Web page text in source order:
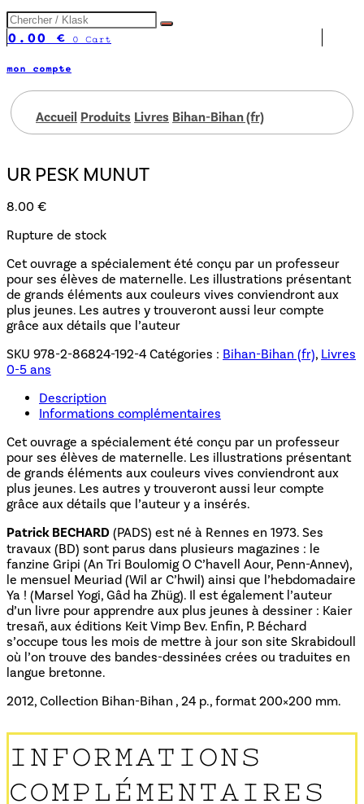
0.00 € 0 Cart
mon compte
Accueil Produits Livres Bihan-Bihan (fr)
UR PESK MUNUT
8.00 €
Rupture de stock
Cet ouvrage a spécialement été conçu par un professeur
pour ses élèves de maternelle. Les illustrations présentant
de grands éléments aux couleurs vives conviendront aux
plus jeunes. Les autres y trouveront aussi leur compte
grâce aux détails que l’auteur
SKU 978-2-86824-192-4 Catégories : Bihan-Bihan (fr), Livres
0-5 ans
Description
Informations complémentaires
Cet ouvrage a spécialement été conçu par un professeur
pour ses élèves de maternelle. Les illustrations présentant
de grands éléments aux couleurs vives conviendront aux
plus jeunes. Les autres y trouveront aussi leur compte
grâce aux détails que l’auteur y a insérés.
Patrick BECHARD (PADS) est né à Rennes en 1973. Ses
travaux (BD) sont parus dans plusieurs magazines : le
fanzine Gripi (An Tri Boulomig O C’havell Aour, Penn-Annev),
le mensuel Meuriad (Wil ar C’hwil) ainsi que l’hebdomadaire
Ya ! (Marsel Yogi, Gâd ha Zhüg). Il est également l’auteur
d’un livre pour apprendre aux plus jeunes à dessiner : Kaier
tresañ, aux éditions Keit Vimp Bev. Enfin, P. Béchard
s’occupe tous les mois de mettre à jour son site Skrabidoull
où l’on trouve des bandes-dessinées crées ou traduites en
langue bretonne.
2012, Collection Bihan-Bihan , 24 p., format 200×200 mm.
INFORMATIONS
COMPLÉMENTAIRES